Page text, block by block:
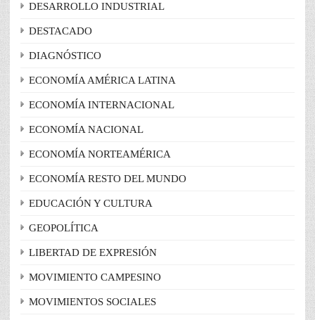
DESARROLLO INDUSTRIAL
DESTACADO
DIAGNÓSTICO
ECONOMÍA AMÉRICA LATINA
ECONOMÍA INTERNACIONAL
ECONOMÍA NACIONAL
ECONOMÍA NORTEAMÉRICA
ECONOMÍA RESTO DEL MUNDO
EDUCACIÓN Y CULTURA
GEOPOLÍTICA
LIBERTAD DE EXPRESIÓN
MOVIMIENTO CAMPESINO
MOVIMIENTOS SOCIALES